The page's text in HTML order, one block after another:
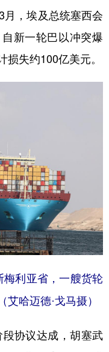
月，埃及总统塞西会
新一轮巴以冲突爆
损失约100亿美元。
梅利亚省，一艘货轮
哈迈德·戈马摄）
协议达成，胡塞武